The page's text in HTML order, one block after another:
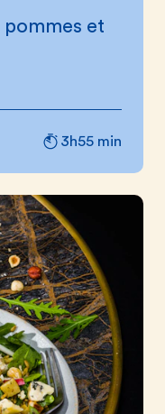
pommes et
3h55 min